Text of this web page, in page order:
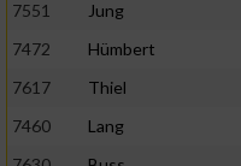
7551
Jung
7472
Hümbert
7617
Thiel
7460
Lang
Messung der
Analyse von
oder Kombinationen von
verschiedenen Quellen